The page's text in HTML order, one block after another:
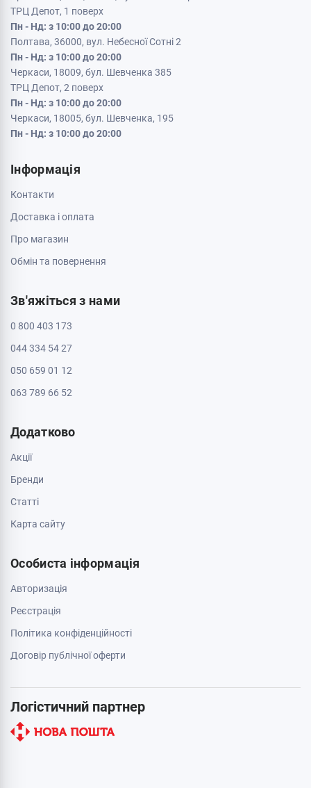
ТРЦ Депот, 1 поверх
Пн - Нд: з 10:00 до 20:00
Полтава, 36000, вул. Небесної Сотні 2
Пн - Нд: з 10:00 до 20:00
Черкаси, 18009, бул. Шевченка 385
ТРЦ Депот, 2 поверх
Пн - Нд: з 10:00 до 20:00
Черкаси, 18005, бул. Шевченка, 195
Пн - Нд: з 10:00 до 20:00
Інформація
Контакти
Доставка і оплата
Про магазин
Обмін та повернення
Зв'яжіться з нами
0 800 403 173
044 334 54 27
050 659 01 12
063 789 66 52
Додатково
Акції
Бренди
Cтатті
Карта сайту
Особиста інформація
Авторизація
Реєстрація
Політика конфіденційності
Договір публічної оферти
Логістичний партнер